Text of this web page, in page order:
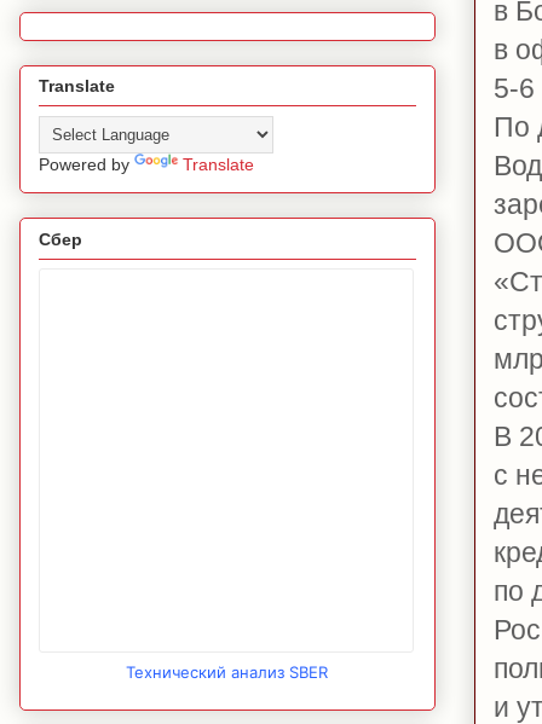
в
в
5-
По
В
с
по
и
Translate
Powered by Translate
Сбер
Технический анализ SBER